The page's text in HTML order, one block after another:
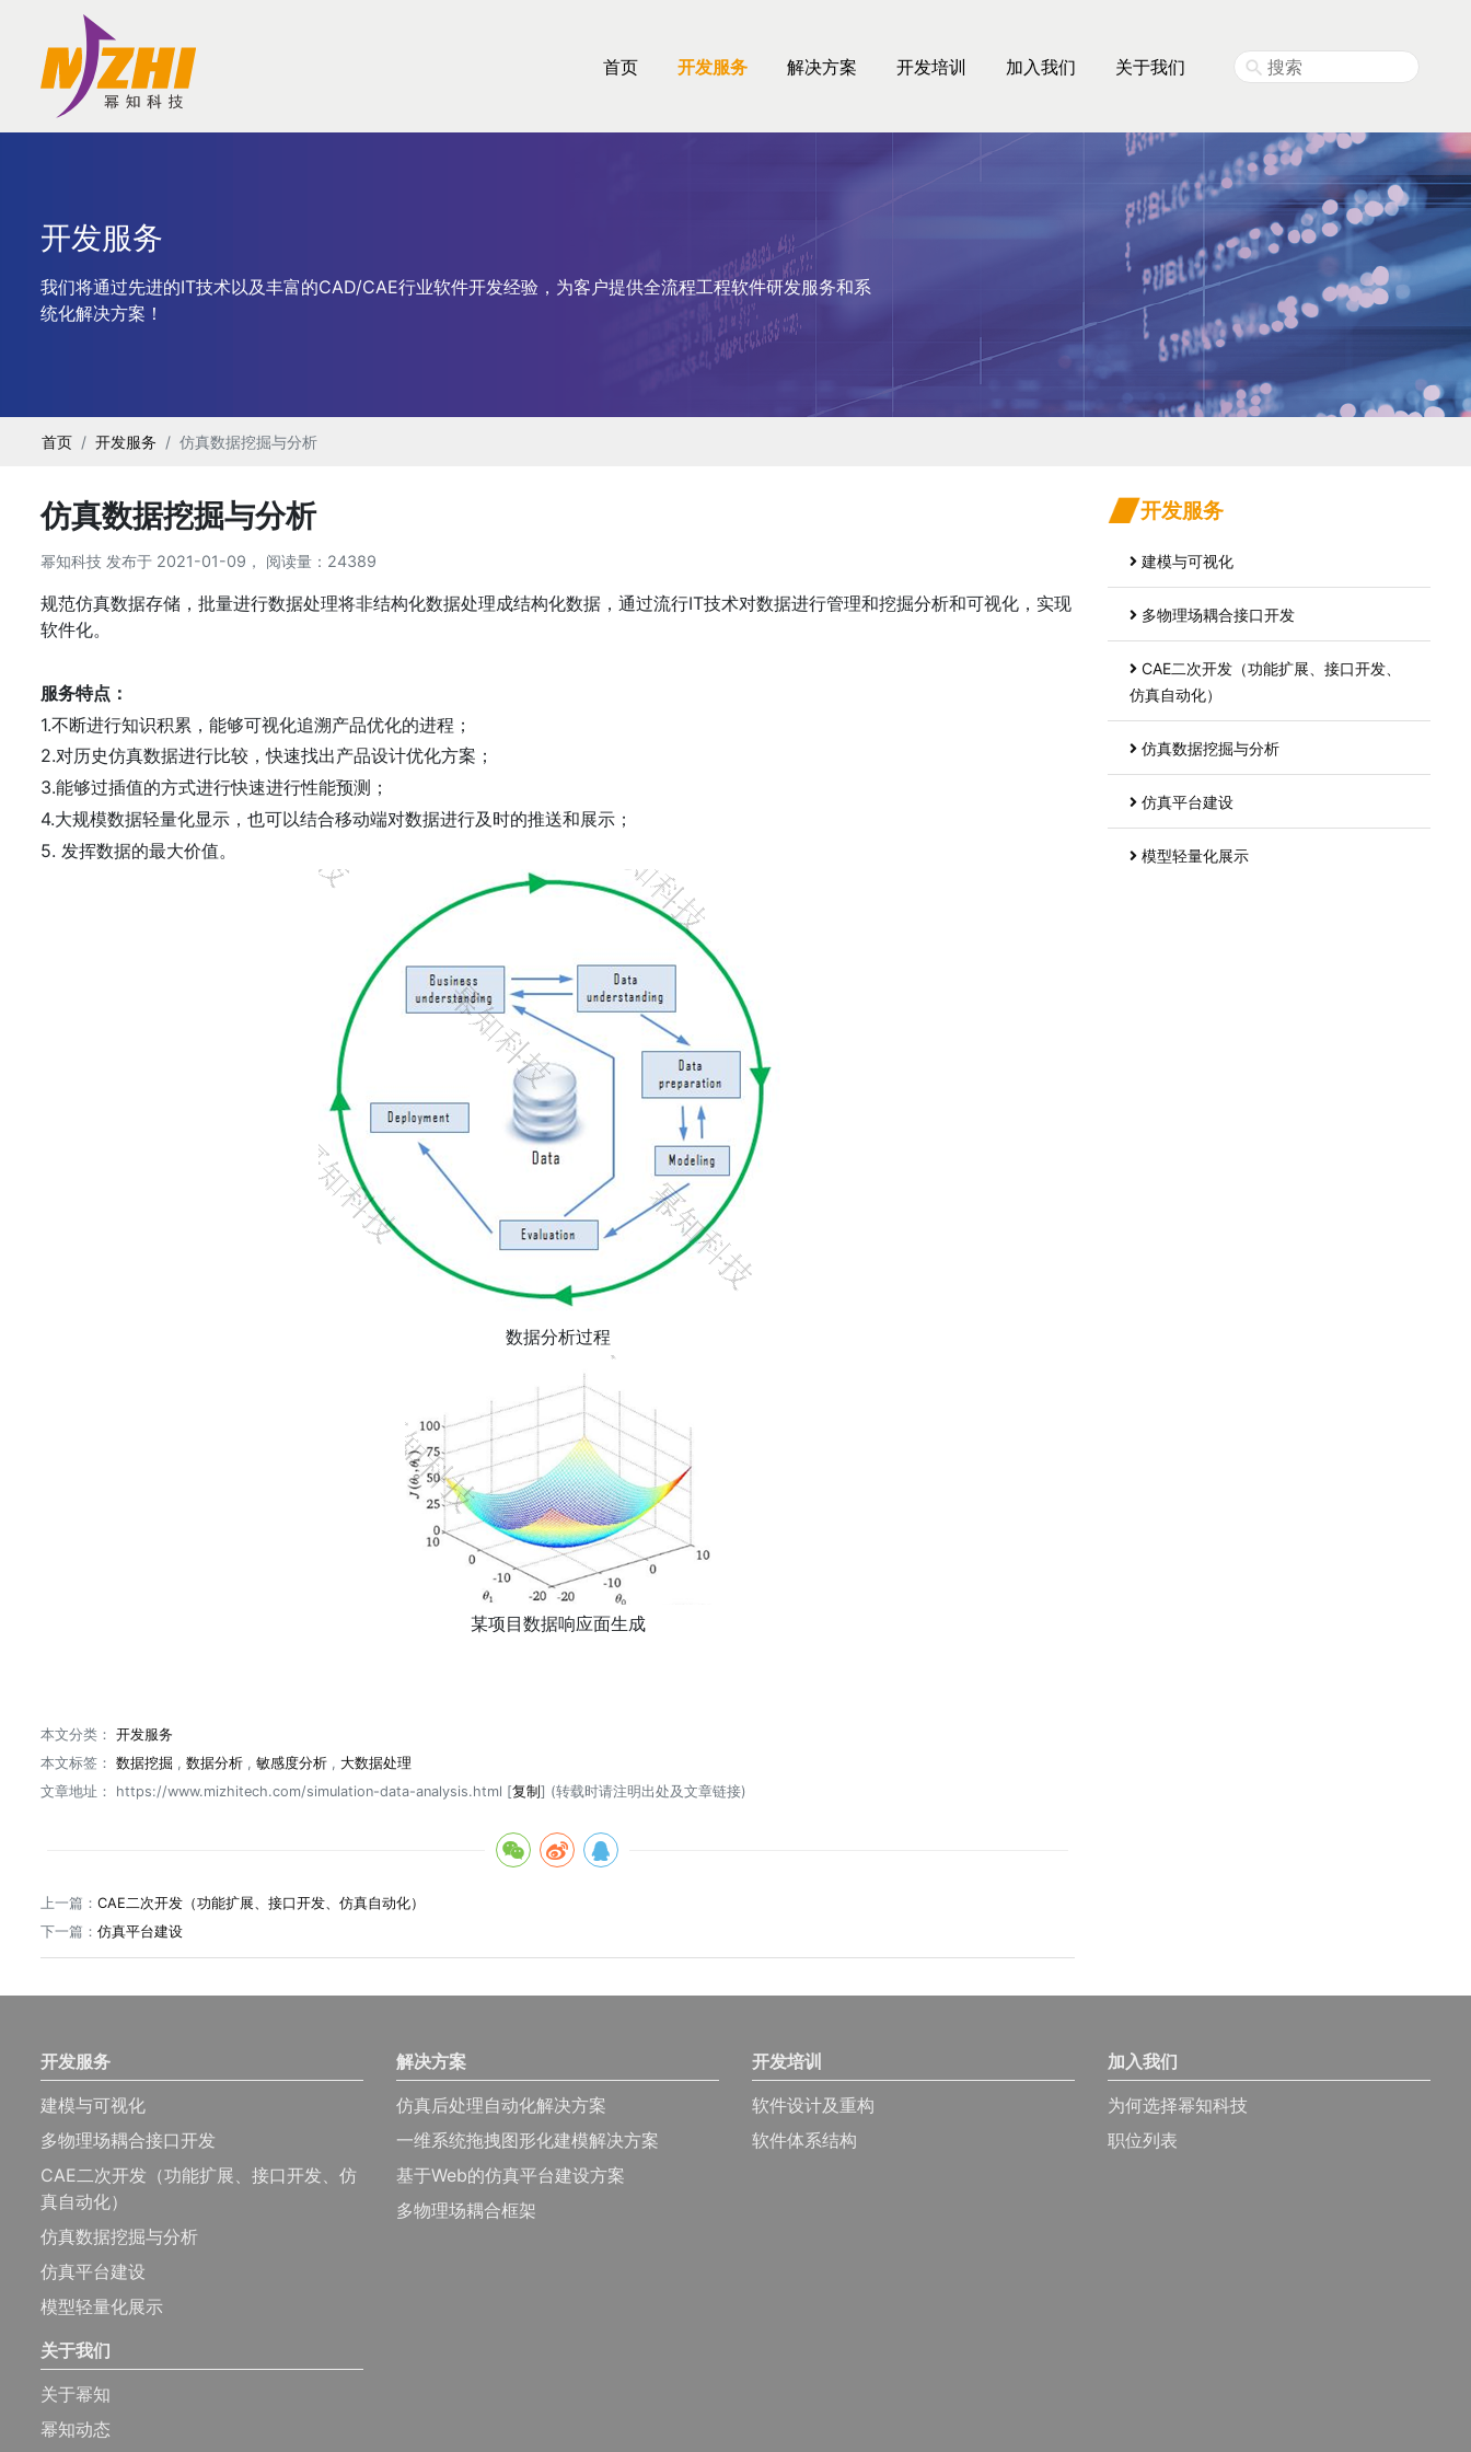
首页 开发服务 解决方案 开发培训 加入我们 关于我们
开发服务
我们将通过先进的IT技术以及丰富的CAD/CAE行业软件开发经验，为客户提供全流程工程软件研发服务和系
统化解决方案！
首页 开发服务 仿真数据挖掘与分析
仿真数据挖掘与分析
幂知科技 发布于 2021-01-09， 阅读量：24389
规范仿真数据存储，批量进行数据处理将非结构化数据处理成结构化数据，通过流行IT技术对数据进行管理和挖掘分析和可视化，实现
软件化。
服务特点：
1.不断进行知识积累，能够可视化追溯产品优化的进程；
2.对历史仿真数据进行比较，快速找出产品设计优化方案；
3.能够过插值的方式进行快速进行性能预测；
4.大规模数据轻量化显示，也可以结合移动端对数据进行及时的推送和展示；
5. 发挥数据的最大价值。
数据分析过程
某项目数据响应面生成
本文分类： 开发服务
本文标签： 数据挖掘 , 数据分析 , 敏感度分析 , 大数据处理
文章地址： https://www.mizhitech.com/simulation-data-analysis.html [复制 ] (转载时请注明出处及文章链接)
上一篇 ： CAE二次开发（功能扩展、接口开发、仿真自动化）
下一篇 ： 仿真平台建设
开发服务
建模与可视化
多物理场耦合接口开发
CAE二次开发（功能扩展、接口开发、
仿真自动化）
仿真数据挖掘与分析
仿真平台建设
模型轻量化展示
开发服务
建模与可视化
多物理场耦合接口开发
CAE二次开发（功能扩展、接口开发、仿
真自动化）
仿真数据挖掘与分析
仿真平台建设
模型轻量化展示
解决方案
仿真后处理自动化解决方案
一维系统拖拽图形化建模解决方案
基于Web的仿真平台建设方案
多物理场耦合框架
开发培训
软件设计及重构
软件体系结构
加入我们
为何选择幂知科技
职位列表
关于我们
关于幂知
幂知动态